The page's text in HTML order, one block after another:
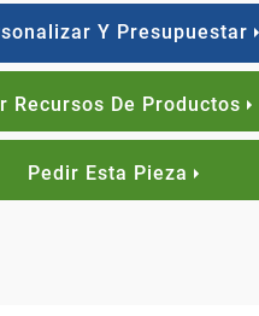
Y Presupuestar
Recursos De Productos
Pedir Esta Pieza